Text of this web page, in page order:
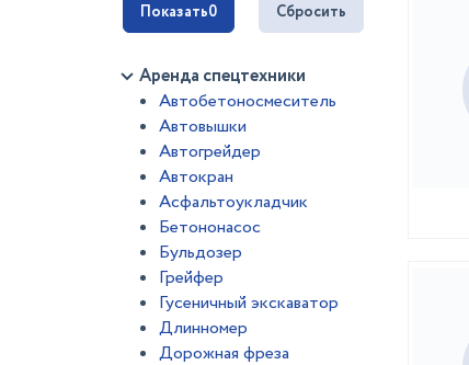
Показать0 Сбросить
Аренда спецтехники
Автобетоносмеситель
Автовышки
Автогрейдер
Автокран
Асфальтоукладчик
Бетононасос
Бульдозер
Грейфер
Гусеничный экскаватор
Длинномер
Дорожная фреза